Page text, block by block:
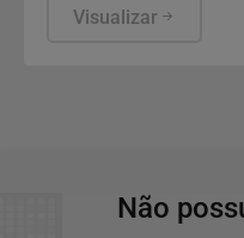
assembleias
Visualizar
Não